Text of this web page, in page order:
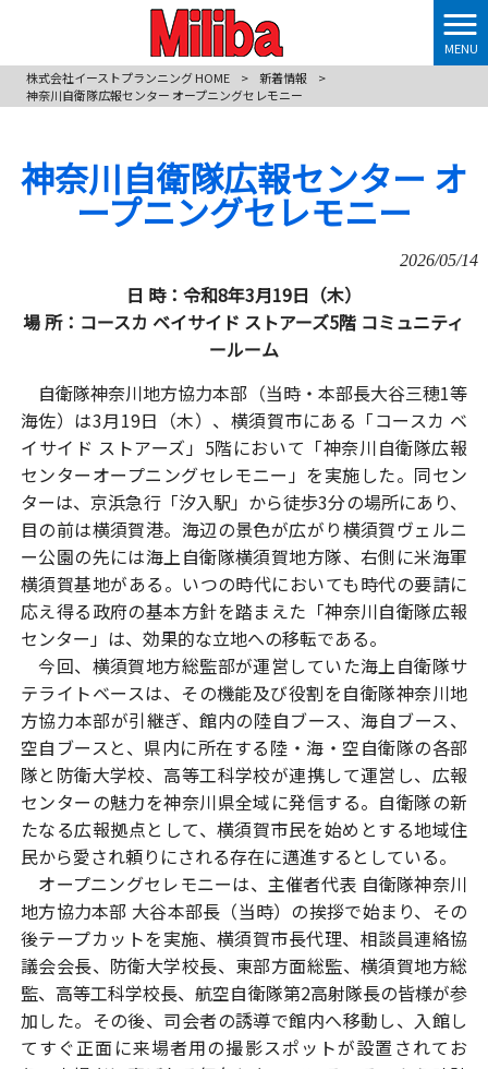
MENU
株式会社イーストプランニング HOME
> 新着情報
>
神奈川自衛隊広報センター オープニングセレモニー
神奈川自衛隊広報センター オ
ープニングセレモニー
2026/05/14
日 時：令和8年3月19日（木）
場 所：コースカ ベイサイド ストアーズ5階 コミュニティ
ールーム
自衛隊神奈川地方協力本部（当時・本部長大谷三穂1等
海佐）は3月19日（木）、横須賀市にある「コースカ ベ
イサイド ストアーズ」5階において「神奈川自衛隊広報
センターオープニングセレモニー」を実施した。同セン
ターは、京浜急行「汐入駅」から徒歩3分の場所にあり、
目の前は横須賀港。海辺の景色が広がり横須賀ヴェルニ
ー公園の先には海上自衛隊横須賀地方隊、右側に米海軍
横須賀基地がある。いつの時代においても時代の要請に
応え得る政府の基本方針を踏まえた「神奈川自衛隊広報
センター」は、効果的な立地への移転である。
今回、横須賀地方総監部が運営していた海上自衛隊サ
テライトベースは、その機能及び役割を自衛隊神奈川地
方協力本部が引継ぎ、館内の陸自ブース、海自ブース、
空自ブースと、県内に所在する陸・海・空自衛隊の各部
隊と防衛大学校、高等工科学校が連携して運営し、広報
センターの魅力を神奈川県全域に発信する。自衛隊の新
たなる広報拠点として、横須賀市民を始めとする地域住
民から愛され頼りにされる存在に邁進するとしている。
オープニングセレモニーは、主催者代表 自衛隊神奈川
地方協力本部 大谷本部長（当時）の挨拶で始まり、その
後テープカットを実施、横須賀市長代理、相談員連絡協
議会会長、防衛大学校長、東部方面総監、横須賀地方総
監、高等工科学校長、航空自衛隊第2高射隊長の皆様が参
加した。その後、司会者の誘導で館内へ移動し、入館し
てすぐ正面に来場者用の撮影スポットが設置されてお